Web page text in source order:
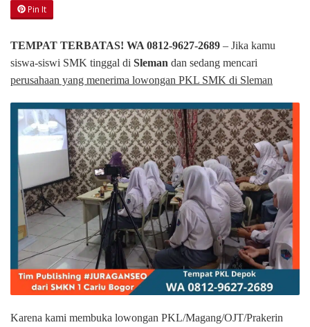
Pin It
TEMPAT TERBATAS! WA 0812-9627-2689 – Jika kamu
siswa-siswi SMK tinggal di Sleman dan sedang mencari
perusahaan yang menerima lowongan PKL SMK di Sleman
Karena kami membuka lowongan PKL/Magang/OJT/Prakerin